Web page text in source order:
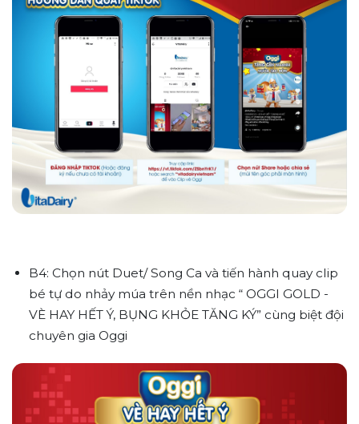
B4: Chọn nút Duet/ Song Ca và tiến hành quay clip
bé tự do nhảy múa trên nền nhạc “ OGGI GOLD -
VÈ HAY HẾT Ý, BỤNG KHỎE TĂNG KÝ” cùng biệt đội
chuyên gia Oggi